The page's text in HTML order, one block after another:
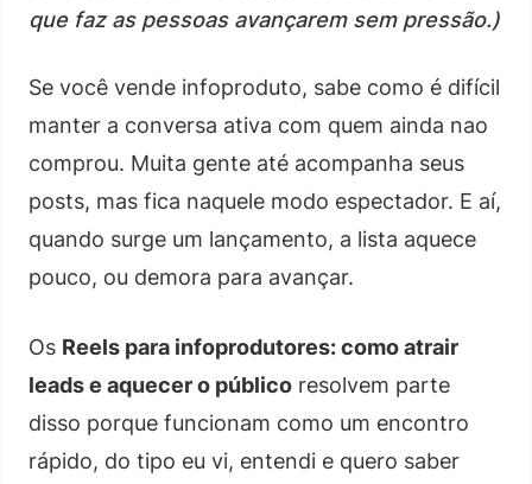
que faz as pessoas avançarem sem pressão.)
Se você vende infoproduto, sabe como é difícil
manter a conversa ativa com quem ainda nao
comprou. Muita gente até acompanha seus
posts, mas fica naquele modo espectador. E aí,
quando surge um lançamento, a lista aquece
pouco, ou demora para avançar.
Os Reels para infoprodutores: como atrair
leads e aquecer o público resolvem parte
disso porque funcionam como um encontro
rápido, do tipo eu vi, entendi e quero saber